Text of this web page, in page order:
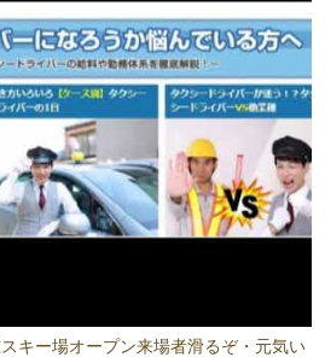
キー場オープン来場者滑るぞ・元気い